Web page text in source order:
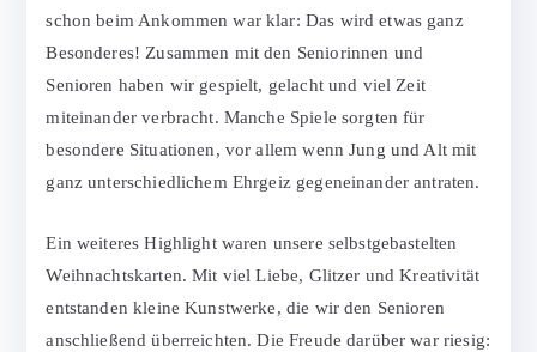
schon beim Ankommen war klar: Das wird etwas ganz
Besonderes! Zusammen mit den Seniorinnen und
Senioren haben wir gespielt, gelacht und viel Zeit
miteinander verbracht. Manche Spiele sorgten für
besondere Situationen, vor allem wenn Jung und Alt mit
ganz unterschiedlichem Ehrgeiz gegeneinander antraten.
Ein weiteres Highlight waren unsere selbstgebastelten
Weihnachtskarten. Mit viel Liebe, Glitzer und Kreativität
entstanden kleine Kunstwerke, die wir den Senioren
anschließend überreichten. Die Freude darüber war riesig: